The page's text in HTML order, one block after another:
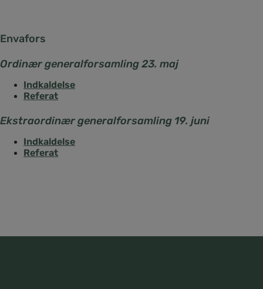
Envafors
Ordinær generalforsamling 23. maj
Indkaldelse
Referat
Ekstraordinær generalforsamling 19. juni
Indkaldelse
Referat